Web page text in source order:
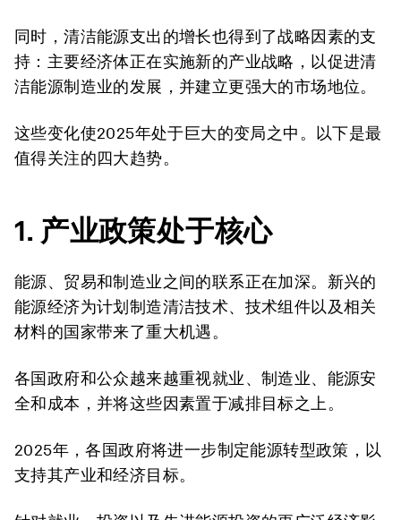
同时，清洁能源支出的增长也得到了战略因素的支
持：主要经济体正在实施新的产业战略，以促进清
洁能源制造业的发展，并建立更强大的市场地位。
这些变化使2025年处于巨大的变局之中。以下是最
值得关注的四大趋势。
1. 产业政策处于核心
能源、贸易和制造业之间的联系正在加深。新兴的
能源经济为计划制造清洁技术、技术组件以及相关
材料的国家带来了重大机遇。
各国政府和公众越来越重视就业、制造业、能源安
全和成本，并将这些因素置于减排目标之上。
2025年，各国政府将进一步制定能源转型政策，以
支持其产业和经济目标。